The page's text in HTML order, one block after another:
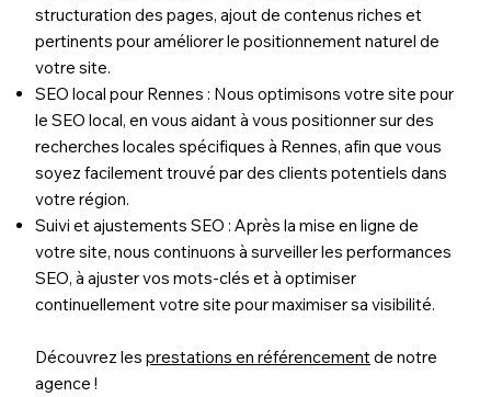
structuration des pages, ajout de contenus riches et
pertinents pour améliorer le positionnement naturel de
votre site.
SEO local pour Rennes : Nous optimisons votre site pour
le SEO local, en vous aidant à vous positionner sur des
recherches locales spécifiques à Rennes, afin que vous
soyez facilement trouvé par des clients potentiels dans
votre région.
Suivi et ajustements SEO : Après la mise en ligne de
votre site, nous continuons à surveiller les performances
SEO, à ajuster vos mots-clés et à optimiser
continuellement votre site pour maximiser sa visibilité.
Découvrez lesprestations en référencement de notre
agence !